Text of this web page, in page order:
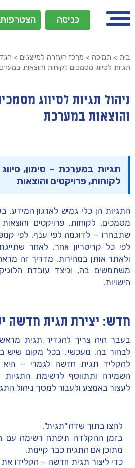
כניסה הצטרפות
בית > תמיכה> מרכז העזרה למייצגים>
תגיות לסיווג מסמכים לקוחות והוצאות
ניהול תגיות לסיווג
והוצאות במערכת
תגיות במערכת – סימון,
לקוחות, פרויקטים והוצאות
התגיות הן כלי גמיש לארגון המידע.
מסמכים, לקוחות, פרויקטים והוצאות
שתבחרו – לדוגמה לפי ענף, לפי
לפי כל קריטריון אחר. לאחר
ולאתר אותן במהירות. מדריך זה מראה
משתמשים בה, וכיצד עובדת
הישויות.
חדש: יצירת תגית חדשה
בעבר היה צריך להגדיר תגית
לבחור בה. מעכשיו, בכל מקום שיש
להקליד תגית חדשה לגמרי – היא
השמירה ותתווסף לרשימת התגיות
לעצור באמצע ולעבור למסך ניהול
לחצו בתוך שדה "תגית".
בזמן ההקלדה תיפתח רשימה עם
מתוכן אם התגית כבר קיימת.
כדי ליצור תגית חדשה – הקלידו